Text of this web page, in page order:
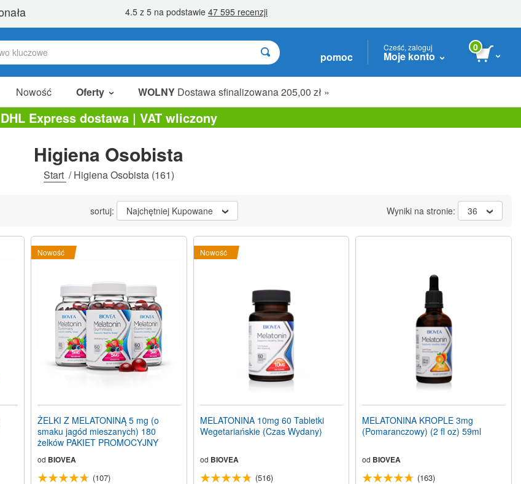
pomoc
Cześć, zaloguj
Moje konto
0
Nowość Oferty WOLNY Dostawa sfinalizowana 205,00 zł »
W Sprzedaży
Pakiety Promocyjne
Na Sprzedaż
DHL Express dostawa | VAT wliczony
Higiena Osobista
Start /Higiena Osobista(161)
sortuj: Najchętniej Kupowane Wyniki na stronie: 36
Nowość
ŻELKI Z MELATONINĄ 5 mg (o
smaku jagód mieszanych) 180
żelków PAKIET PROMOCYJNY
od BIOVEA
(107)
Nowość
MELATONINA 10mg 60 Tabletki
Wegetariańskie (Czas Wydany)
od BIOVEA
(516)
MELATONINA KROPLE 3mg
(Pomaranczowy) (2 fl oz) 59ml
od BIOVEA
(163)